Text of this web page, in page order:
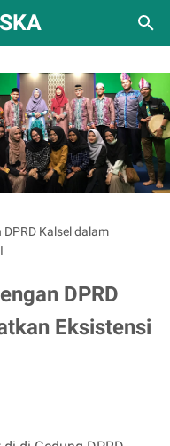
Kalsel dalam
DPRD
Eksistensi